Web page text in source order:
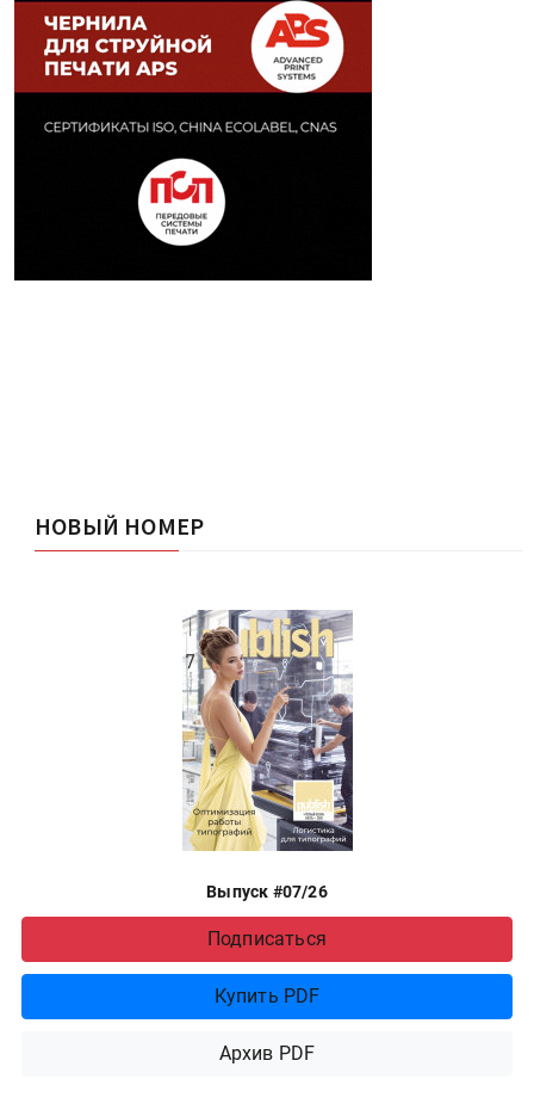
НОВЫЙ НОМЕР
Выпуск #07/26
Подписаться
Купить PDF
Архив PDF